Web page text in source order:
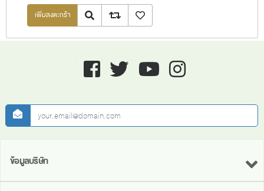
Quick ViewAdd to compare listเพิ่มลงรายการโปรด
Facebook twitter youtube instagram
newsletter
ข้อมูลบริษัท